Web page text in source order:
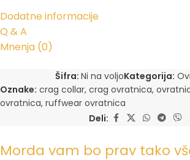
Dodatne informacije
Q & A
Mnenja (0)
Šifra: Ni na voljoKategorija:
Oznake: crag collar, crag ovratnica,
ovratnica, ruffwear ovratnica
Deli:
Morda vam bo prav tako